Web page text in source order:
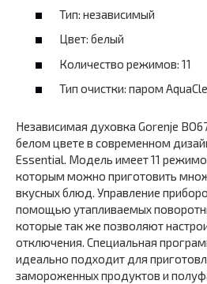
Тип: независимый
Цвет: белый
Количество режимов: 11
Тип очистки: паром
Независимая духовка Gorenje
белом цвете в современном
Essential. Модель имеет 11
которым можно приготовить
вкусных блюд. Управление
помощью утапливаемых
которые так же позволяют
отключения. Специальная
идеально подходит для
замороженных продуктов и